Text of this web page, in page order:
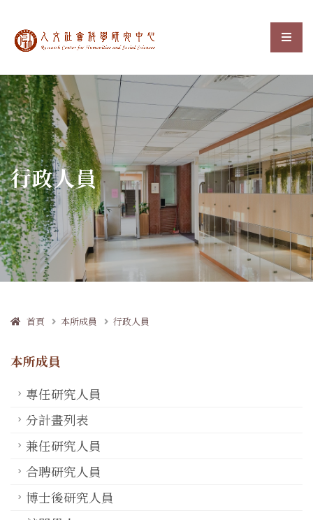
中央研究院人文社會科選
:::
行政人員
首頁 本所成員 行政人員
本所成員
專任研究人員
分計畫列表
兼任研究人員
合聘研究人員
博士後研究人員